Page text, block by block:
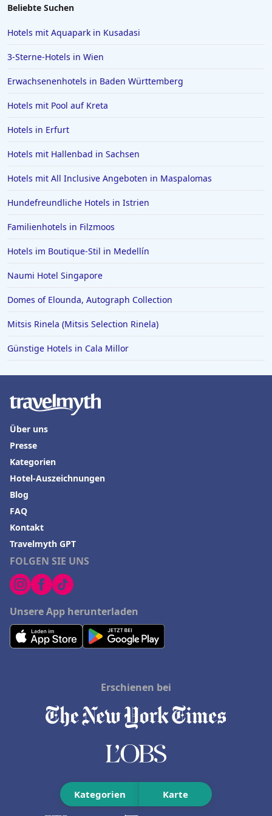
Hotels in Soest
Hotels in Reichenau
Hotels auf Skiathos
Hotels in Celle
Hotels in Giesen
Hotels in Beverly Hills
Hotels in Donauwörth
Hotels in Florenz
Hotels in Ratzeburg
Hotels in Valencia
Kategorien Karte
Beliebte Suchen
Hotels mit Aquapark in Kusadasi
3-Sterne-Hotels in Wien
Erwachsenenhotels in Baden Württemberg
Hotels mit Pool auf Kreta
Hotels in Erfurt
Hotels mit Hallenbad in Sachsen
Hotels mit All Inclusive Angeboten in Maspalomas
Hundefreundliche Hotels in Istrien
Familienhotels in Filzmoos
Hotels im Boutique-Stil in Medellín
Naumi Hotel Singapore
Domes of Elounda, Autograph Collection
Mitsis Rinela (Mitsis Selection Rinela)
Günstige Hotels in Cala Millor
FOLGEN SIE UNS
Unsere App herunterladen
Über uns
Presse
Kategorien
Hotel-Auszeichnungen
Blog
FAQ
Kontakt
Travelmyth GPT
Erschienen bei